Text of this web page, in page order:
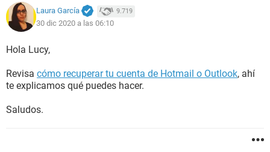
Laura García 9.719
30 dic 2020 a las 06:10
Hola Lucy,
Revisa cómo recuperar tu cuenta de Hotmail o Outlook, ahí
te explicamos qué puedes hacer.
Saludos.